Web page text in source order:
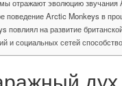
отражают эволюцию
поведение Arctic Monkeys в
повлиял на развитие
и социальных сетей